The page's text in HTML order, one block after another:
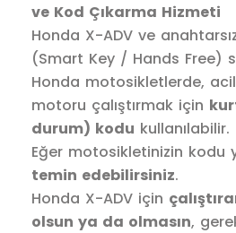
ve Kod Çıkarma Hizmeti
Honda X-ADV ve
(Smart Key / Hands Free)
Honda motosikletlerde,
motoru çalıştırmak için
durum) kodu kullanılabilir.
Eğer motosikletinizin kodu
temin edebilirsiniz.
Honda X-ADV için
olsun ya da olmasın,